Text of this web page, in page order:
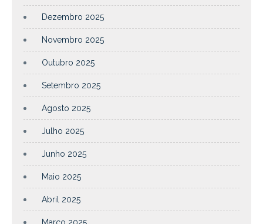
Dezembro 2025
Novembro 2025
Outubro 2025
Setembro 2025
Agosto 2025
Julho 2025
Junho 2025
Maio 2025
Abril 2025
Março 2025